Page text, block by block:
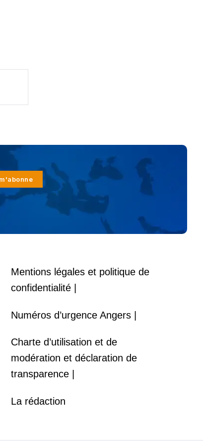
Mentions légales et politique de
confidentialité |
Numéros d’urgence Angers |
Charte d’utilisation et de
modération et déclaration de
transparence |
La rédaction